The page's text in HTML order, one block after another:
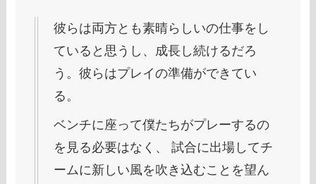
彼らは両方とも素晴らしいの仕事をし
ていると思うし、成長し続けるだろ
う。彼らはプレイの準備ができてい
る。
ベンチに座って僕たちがプレーするの
を見る必要はなく、 試合に出場してチ
ームに新しい風を吹き込むことを望ん